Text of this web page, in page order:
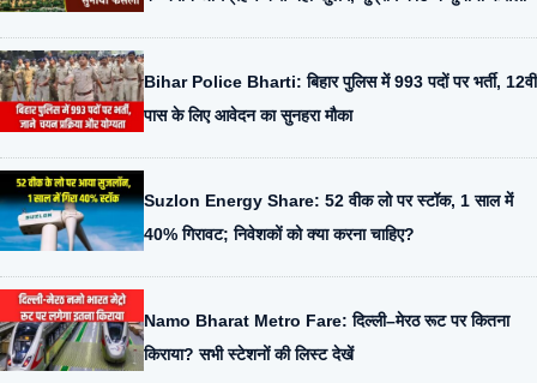
Bihar Police Bharti: बिहार पुलिस में 993 पदों पर भर्ती, 12वीं
पास के लिए आवेदन का सुनहरा मौका
Suzlon Energy Share: 52 वीक लो पर स्टॉक, 1 साल में
40% गिरावट; निवेशकों को क्या करना चाहिए?
Namo Bharat Metro Fare: दिल्ली–मेरठ रूट पर कितना
किराया? सभी स्टेशनों की लिस्ट देखें